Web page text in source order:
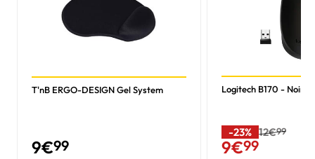
T'nB ERGO-DESIGN Gel System
9€99
Logitech B170 - Noir/
-23% 12€99
9€99